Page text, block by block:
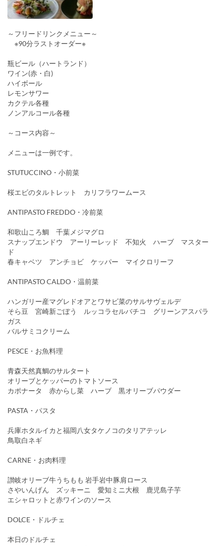
～フリードリンクメニュー～
※90分ラストオーダー※
瓶ビール（ハートランド）
ワイン(赤・白)
ハイボール
レモンサワー
カクテル各種
ノンアルコール各種
～コース内容～
メニューは一例です。
STUTUCCINO・小前菜
桜エビのタルトレット カリフラワームース
ANTIPASTO FREDDO・冷前菜
和歌山ころ鯛 千葉メジマグロ
スナップエンドウ アーリーレッド 不知火 ハーブ マスター
ド
春キャベツ アンチョビ ケッパー マイクロリーフ
ANTIPASTO CALDO・温前菜
ハンガリー産マグレドオアとワサビ菜のサルサヴェルデ
そら豆 宮崎新ごぼう ルッコラセルバチコ グリーンアスパラ
ガス
バルサミコクリーム
PESCE・お魚料理
青森天然真鯛のサルタート
オリーブとケッパーのトマトソース
カポナータ 赤からし菜 ハーブ 黒オリーブパウダー
PASTA・パスタ
兵庫ホタルイカと福岡八女タケノコのタリアテッレ
鳥取白ネギ
CARNE・お肉料理
讃岐オリーブ牛うちもも 岩手岩中豚肩ロース
さやいんげん ズッキーニ 愛知ミニ大根 鹿児島子芋
エシャロットと赤ワインのソース
DOLCE・ドルチェ
本日のドルチェ